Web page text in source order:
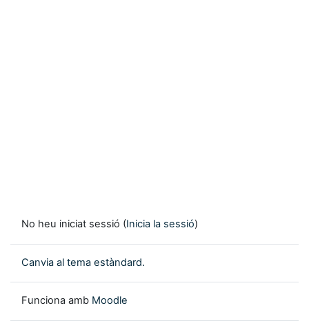
No heu iniciat sessió (Inicia la sessió)
Canvia al tema estàndard.
Funciona amb Moodle